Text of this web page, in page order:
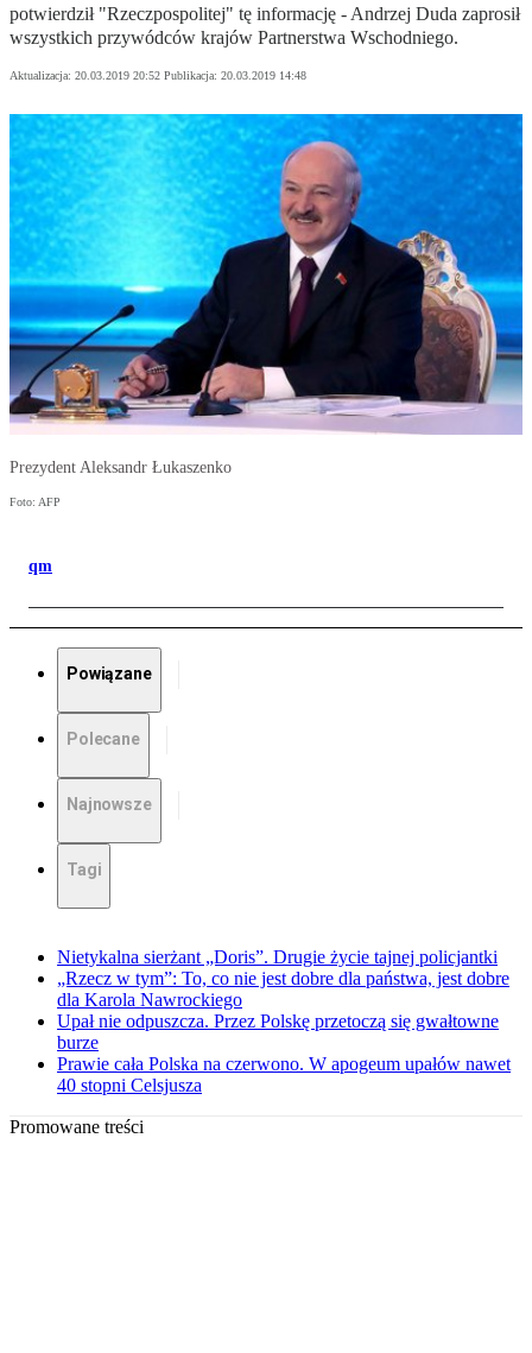
potwierdził "Rzeczpospolitej" tę informację - Andrzej Duda zaprosił
wszystkich przywódców krajów Partnerstwa Wschodniego.
Aktualizacja: 20.03.2019 20:52 Publikacja: 20.03.2019 14:48
Prezydent Aleksandr Łukaszenko
Foto: AFP
qm
Powiązane
Polecane
Najnowsze
Tagi
Nietykalna sierżant „Doris”. Drugie życie tajnej policjantki
„Rzecz w tym”: To, co nie jest dobre dla państwa, jest dobre
dla Karola Nawrockiego
Upał nie odpuszcza. Przez Polskę przetoczą się gwałtowne
burze
Prawie cała Polska na czerwono. W apogeum upałów nawet
40 stopni Celsjusza
Promowane treści